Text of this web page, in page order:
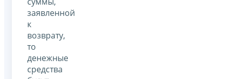
заявленной
к
возврату,
то
денежные
средства